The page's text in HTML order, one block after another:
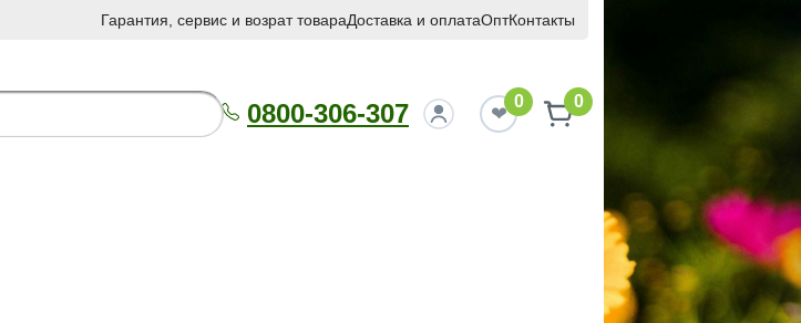
Гарантия, сервис и возрат товараДоставка и оплатаОптКонтакты
0800-306-307 0 0